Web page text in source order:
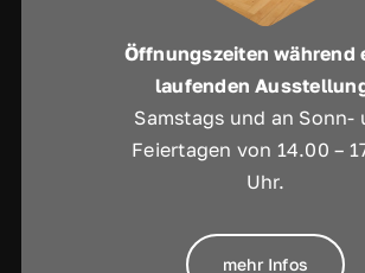
Öffnungszeiten während
laufenden
Samstags und an Sonn-
Feiertagen von 14.00 –
Uhr.
mehr Infos